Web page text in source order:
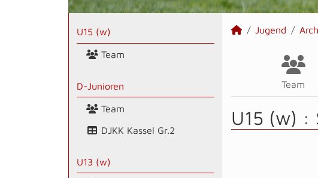
U15 (w)
Team
D-Junioren
Team
DJKK Kassel Gr.2
U13 (w)
Jugend
Team
U15 (w) :